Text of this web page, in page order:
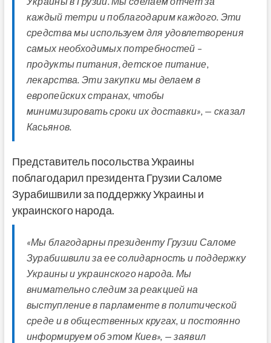
каждый тетри и поблагодарим каждого. Эти
средства мы используем для удовлетворения
самых необходимых потребностей –
продукты питания, детское питание,
лекарства. Эти закупки мы делаем в
европейских странах, чтобы
минимизировать сроки их доставки», — сказал
Касьянов.
Представитель посольства Украины
поблагодарил президента Грузии Саломе
Зурабишвили за поддержку Украины и
украинского народа.
«Мы благодарны президенту Грузии Саломе
Зурабишвили за ее солидарность и поддержку
Украины и украинского народа. Мы
внимательно следим за реакцией на
выступление в парламенте в политической
среде и в общественных кругах, и постоянно
информируем об этом Киев», — заявил